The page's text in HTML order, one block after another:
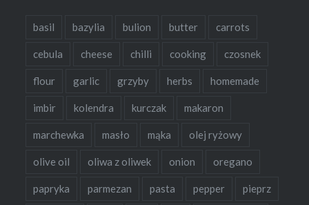
basil bazylia bulion butter carrots
cebula cheese chilli cooking czosnek
flour garlic grzyby herbs homemade
imbir kolendra kurczak makaron
marchewka masło mąka olej ryżowy
olive oil oliwa z oliwek onion oregano
papryka parmezan pasta pepper pieprz